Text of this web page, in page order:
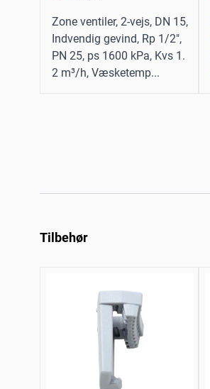
Zone ventiler, 2-vejs, DN 15,
Indvendig gevind, Rp 1/2",
PN 25, ps 1600 kPa, Kvs 1.
2 m³/h, Væsketemp...
Tilbehør